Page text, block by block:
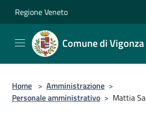
Regione Veneto
Comune di Vigonza
Home > Amministrazione >
Personale amministrativo > Mattia